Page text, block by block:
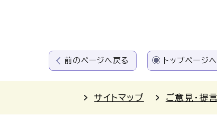
前のページへ戻る トップページ
サイトマップ ご意見・提言